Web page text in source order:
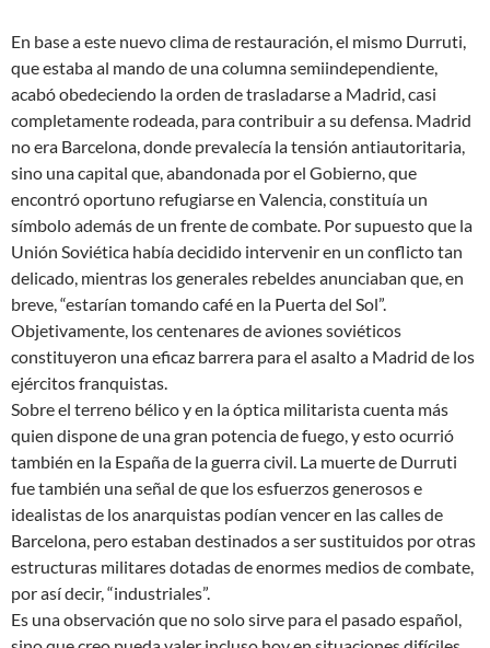
En base a este nuevo clima de restauración, el mismo Durruti,
que estaba al mando de una columna semiindependiente,
acabó obedeciendo la orden de trasladarse a Madrid, casi
completamente rodeada, para contribuir a su defensa. Madrid
no era Barcelona, donde prevalecía la tensión antiautoritaria,
sino una capital que, abandonada por el Gobierno, que
encontró oportuno refugiarse en Valencia, constituía un
símbolo además de un frente de combate. Por supuesto que la
Unión Soviética había decidido intervenir en un conflicto tan
delicado, mientras los generales rebeldes anunciaban que, en
breve, “estarían tomando café en la Puerta del Sol”.
Objetivamente, los centenares de aviones soviéticos
constituyeron una eficaz barrera para el asalto a Madrid de los
ejércitos franquistas.
Sobre el terreno bélico y en la óptica militarista cuenta más
quien dispone de una gran potencia de fuego, y esto ocurrió
también en la España de la guerra civil. La muerte de Durruti
fue también una señal de que los esfuerzos generosos e
idealistas de los anarquistas podían vencer en las calles de
Barcelona, pero estaban destinados a ser sustituidos por otras
estructuras militares dotadas de enormes medios de combate,
por así decir, “industriales”.
Es una observación que no solo sirve para el pasado español,